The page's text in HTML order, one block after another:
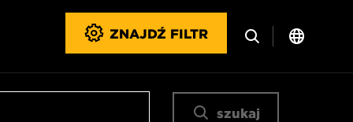
ZNAJDŹ FILTR
szukaj